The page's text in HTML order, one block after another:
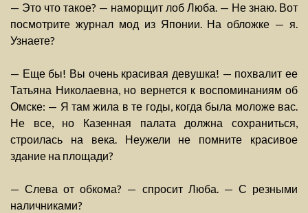
— Это что такое? — наморщит лоб Люба. — Не знаю. Вот
посмотрите журнал мод из Японии. На обложке — я.
Узнаете?
— Еще бы! Вы очень красивая девушка! — похвалит ее
Татьяна Николаевна, но вернется к воспоминаниям об
Омске: — Я там жила в те годы, когда была моложе вас.
Не все, но Казенная палата должна сохраниться,
строилась на века. Неужели не помните красивое
здание на площади?
— Слева от обкома? — спросит Люба. — С резными
наличниками?